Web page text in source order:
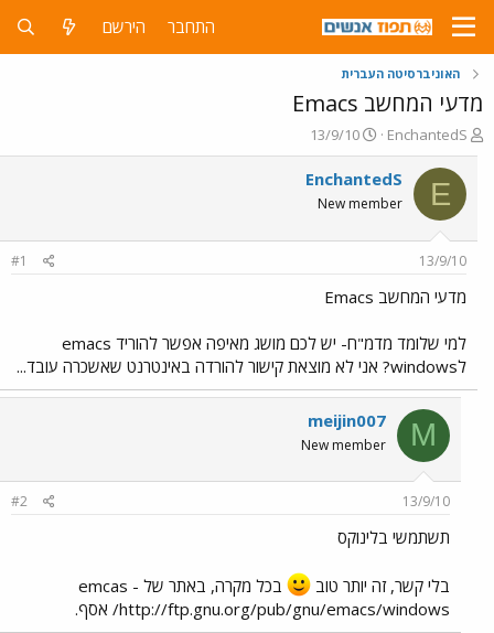
התחבר הירשם
האוניברסיטה העברית
מדעי המחשב Emacs
פ
ו
ת
ח
ה
ו
ש
א
EnchantedS
פ
ו
ר
ם
ר
13/9/10
E
EnchantedS
New member
13/9/10
#1
מדעי המחשב Emacs
למי שלומד מדמ"ח- יש לכם מושג מאיפה אפשר להוריד emacs
לwindows? אני לא מוצאת קישור להורדה באינטרנט שאשכרה עובד...
M
meijin007
New member
13/9/10
#2
תשתמשי בלינוקס
בלי קשר, זה יותר טוב
בכל מקרה, באתר של emcas -
http://ftp.gnu.org/pub/gnu/emacs/windows/ אסף.